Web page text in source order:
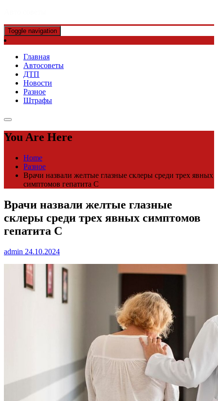
Toggle navigation
Главная
Автосоветы
ДТП
Новости
Разное
Штрафы
You Are Here
Home
Разное
Врачи назвали желтые глазные склеры среди трех явных
симптомов гепатита C
Врачи назвали желтые глазные
склеры среди трех явных симптомов
гепатита C
admin 24.10.2024